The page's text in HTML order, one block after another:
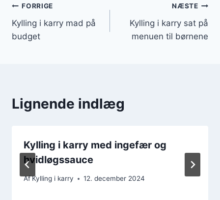
Indlægsnavigation
FORRIGE
Kylling i karry mad på
budget
NÆSTE
Kylling i karry sat på
menuen til børnene
Lignende indlæg
Kylling i karry med ingefær og
hvidløgssauce
AfKylling i karry 12. december 2024